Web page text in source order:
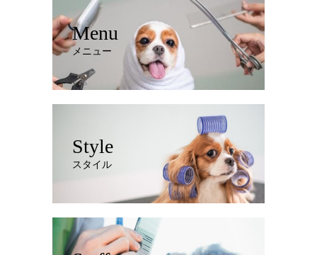
Menu
メニュー
Style
スタイル